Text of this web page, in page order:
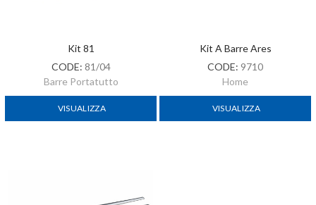
Kit 81
CODE: 81/04
Barre Portatutto
VISUALIZZA
Kit A Barre Ares
CODE: 9710
Home
VISUALIZZA